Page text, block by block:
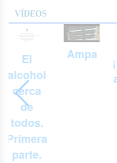
VÍDEOS
El
alcohol
cerca
de
todos.
Primera
parte.
Ampa